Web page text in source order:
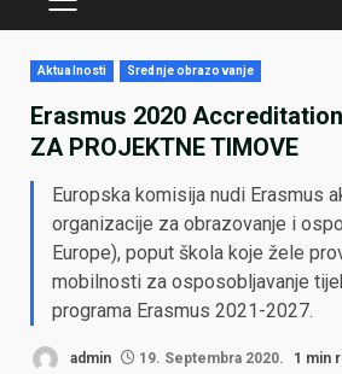
PRIMARY
Aktualnosti Srednje obrazovanje
Erasmus 2020
ZA PROJEKTNE TIMOVE
Europska komisija nudi Erasmus
organizacije za obrazovanje i
Europe), poput škola koje žele
mobilnosti za osposobljavanje
programa Erasmus 2021-2027.
admin 19. Septembra 2020. 1 min